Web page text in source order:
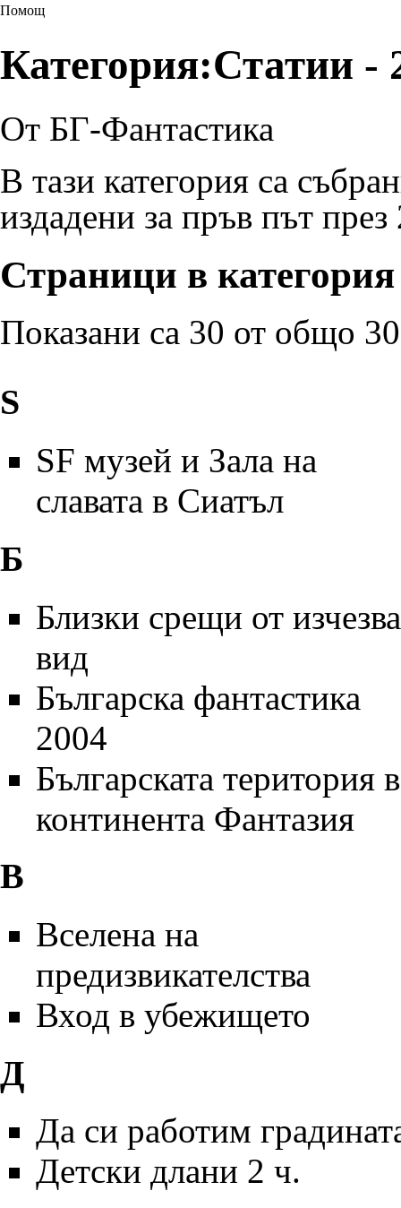
Помощ
Категория:Статии -
От БГ-Фантастика
В тази категория са
издадени за пръв път през
Страници в
Показани са 30 от общо
S
SF музей и Зала на
славата в Сиатъл
Б
Близки срещи от
вид
Българска фантастика
2004
Българската територия в
континента Фантазия
В
Вселена на
предизвикателства
Вход в убежището
Д
Да си работим
Детски длани 2 ч.